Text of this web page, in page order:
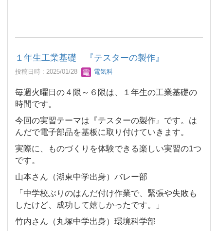
１年生工業基礎 『テスターの製作』
投稿日時 : 2025/01/28 電気科
毎週火曜日の４限～６限は、１年生の工業基礎の
時間です。
今回の実習テーマは『テスターの製作』です。は
んだで電子部品を基板に取り付けていきます。
実際に、ものづくりを体験できる楽しい実習の1つ
です。
山本さん（湖東中学出身）バレー部
「中学校ぶりのはんだ付け作業で、緊張や失敗も
したけど、成功して嬉しかったです。」
竹内さん（丸塚中学出身）環境科学部